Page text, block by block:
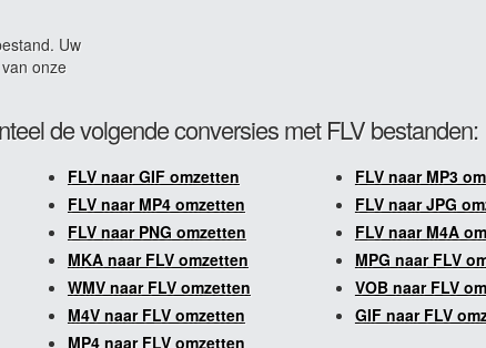
Uw
onze
de volgende conversies met FLV bestanden:
FLV naar GIF omzetten
FLV naar MP3
FLV naar MP4 omzetten
FLV naar JPG
FLV naar PNG omzetten
FLV naar M4A
MKA naar FLV omzetten
MPG naar FLV
WMV naar FLV omzetten
VOB naar FLV
M4V naar FLV omzetten
GIF naar FLV
MP4 naar FLV omzetten